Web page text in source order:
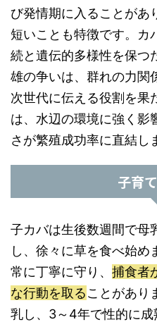
び発情期に入ることがあ
短いことも特徴です。カ
続と遺伝的多様性を保つ
雄の争いは、群れの力関
次世代に伝える役割を果
は、水辺の環境に強く影
さが繁殖成功率に直結し
子育
子カバは生後数週間で母
し、徐々に草を食べ始
常に丁寧に守り、 捕食者
な行動を取ることがあり
乳し、3～4年で性的に成